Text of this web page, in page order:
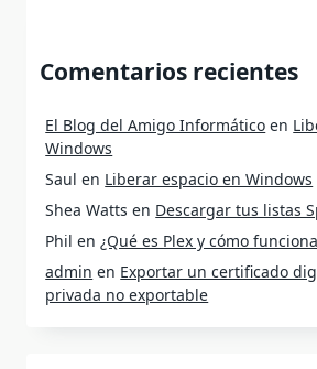
Comentarios recientes
El Blog del Amigo Informático en
Windows
Saul en Liberar espacio en Windows
Shea Watts en Descargar tus listas
Phil en¿Qué es Plex y cómo
admin en Exportar un certificado
privada no exportable